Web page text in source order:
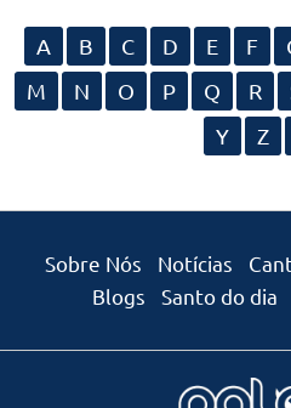
A B C D E F
M
N O P Q R
Y
Z
Sobre Nós Notícias
Blogs
Santo do dia